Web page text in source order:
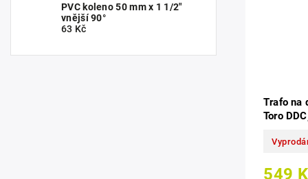
PVC koleno 50 mm x 1 1/2"
vnější 90°
63 Kč
Trafo na
Toro
549